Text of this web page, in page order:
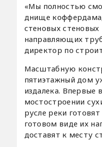
«Мы полностью
днище
стеновых стеновых
направляющих
директор по
Масштабную
пятиэтажный дом
издалека. Впервые
мостостроении
русле реки
готовом виде их
доставят к месту